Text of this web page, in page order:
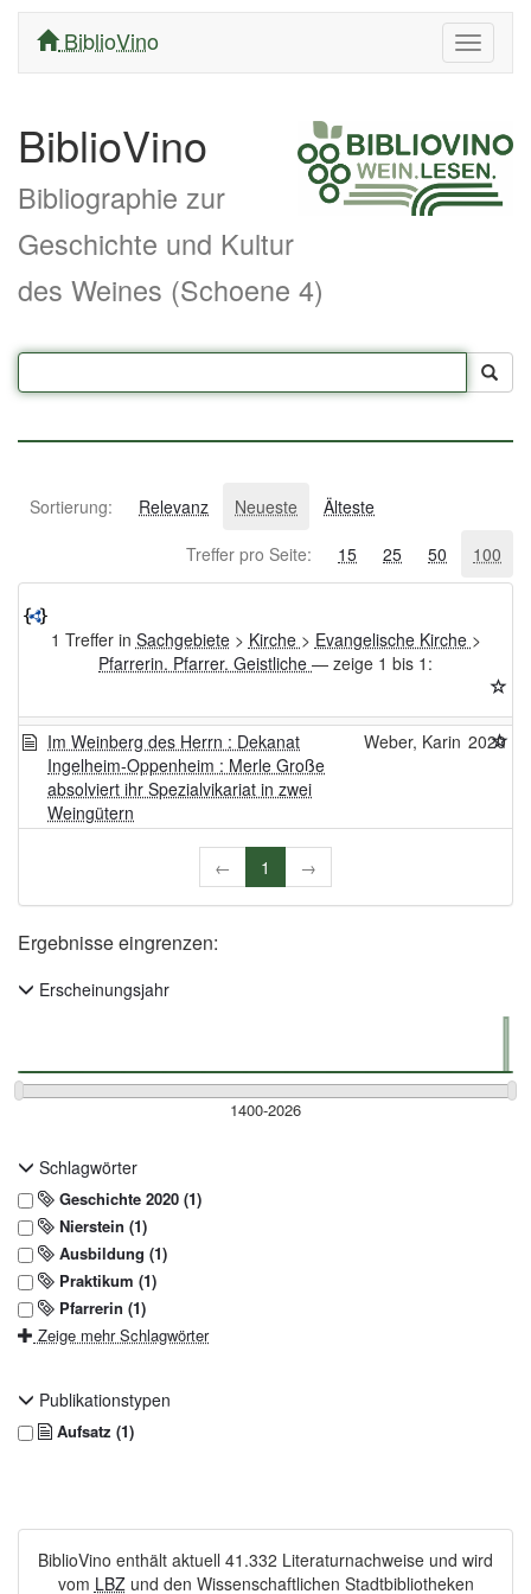
ein/
BiblioVino
BiblioVino
Bibliographie zur
Geschichte und Kultur
des Weines (Schoene 4)
Sortierung: Relevanz Neueste
Älteste
Treffer pro Seite:
15 25 50 100
1 Treffer in Sachgebiete> Kirche > Evangelische Kirche >
Pfarrerin. Pfarrer. Geistliche — zeige 1 bis 1:
Im Weinberg des Herrn : Dekanat
Ingelheim-Oppenheim : Merle Große
absolviert ihr Spezialvikariat in zwei
Weingütern
Weber, Karin 2020
← 1 →
Ergebnisse eingrenzen:
Erscheinungsjahr
Schlagwörter
Geschichte 2020 (1)
Nierstein (1)
Ausbildung (1)
Praktikum (1)
Pfarrerin (1)
Zeige mehr Schlagwörter
Publikationstypen
Aufsatz (1)
BiblioVino enthält aktuell 41.332 Literaturnachweise und wird
vom LBZund den Wissenschaftlichen Stadtbibliotheken